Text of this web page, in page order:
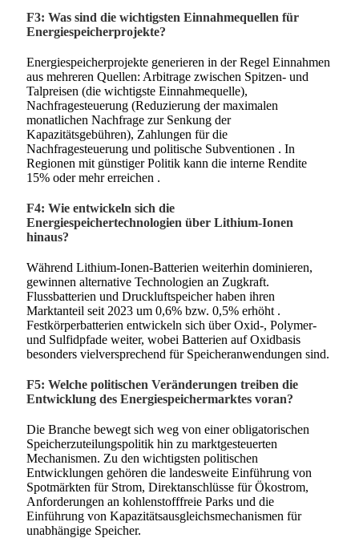
F3: Was sind die wichtigsten Einnahmequellen für
Energiespeicherprojekte?
Energiespeicherprojekte generieren in der Regel Einnahmen
aus mehreren Quellen: Arbitrage zwischen Spitzen- und
Talpreisen (die wichtigste Einnahmequelle),
Nachfragesteuerung (Reduzierung der maximalen
monatlichen Nachfrage zur Senkung der
Kapazitätsgebühren), Zahlungen für die
Nachfragesteuerung und politische Subventionen . In
Regionen mit günstiger Politik kann die interne Rendite
15% oder mehr erreichen .
F4: Wie entwickeln sich die
Energiespeichertechnologien über Lithium-Ionen
hinaus?
Während Lithium-Ionen-Batterien weiterhin dominieren,
gewinnen alternative Technologien an Zugkraft.
Flussbatterien und Druckluftspeicher haben ihren
Marktanteil seit 2023 um 0,6% bzw. 0,5% erhöht .
Festkörperbatterien entwickeln sich über Oxid-, Polymer-
und Sulfidpfade weiter, wobei Batterien auf Oxidbasis
besonders vielversprechend für Speicheranwendungen sind.
F5: Welche politischen Veränderungen treiben die
Entwicklung des Energiespeichermarktes voran?
Die Branche bewegt sich weg von einer obligatorischen
Speicherzuteilungspolitik hin zu marktgesteuerten
Mechanismen. Zu den wichtigsten politischen
Entwicklungen gehören die landesweite Einführung von
Spotmärkten für Strom, Direktanschlüsse für Ökostrom,
Anforderungen an kohlenstofffreie Parks und die
Einführung von Kapazitätsausgleichsmechanismen für
unabhängige Speicher.